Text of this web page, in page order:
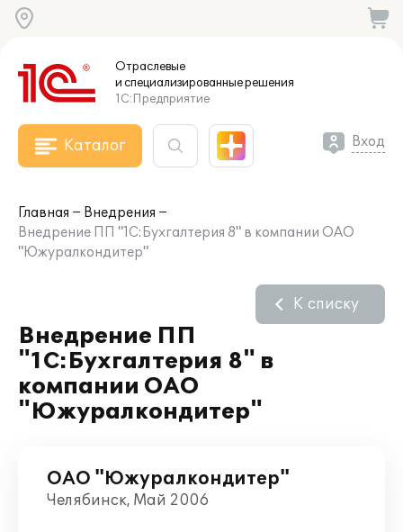
Отраслевые
и специализированныерешения
1С:Предприятие
Каталог Вход
Главная
Внедрения
Внедрение ПП "1С:Бухгалтерия 8" в компании ОАО
"Южуралкондитер"
Внедрение ПП
"1С:Бухгалтерия 8" в
компании ОАО
"Южуралкондитер"
К списку
ОАО "Южуралкондитер"
Челябинск, Май 2006